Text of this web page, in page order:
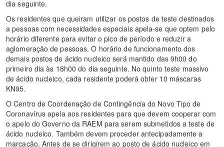
dia seguinte.
Os residentes que queiram utilizar os postos de teste destinados
a pessoas com necessidades especiais apela-se que optem pelo
horário diferente para evitar o pico de período e reduzir a
aglomeração de pessoas. O horário de funcionamento dos
demais postos de ácido nucleico será mantido das 9h00 do
primeiro dia às 18h00 do dia seguinte. No quinto teste massivo
de ácido nucleico, cada residente poderá obter 10 máscaras
KN95.
O Centro de Coordenação de Contingência do Novo Tipo de
Coronavírus apela aos residentes para que devem cooperar com
o apelo do Governo da RAEM para serem submetidos a teste de
ácido nucleico. Também devem proceder antecipadamente a
marcação. Antes de se dirigirem ao posto de ácido nucleico em